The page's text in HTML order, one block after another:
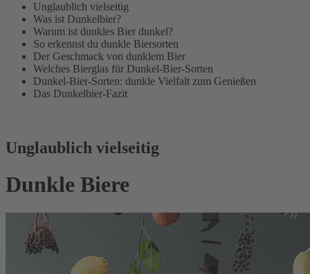
Unglaublich vielseitig
Was ist Dunkelbier?
Warum ist dunkles Bier dunkel?
So erkennst du dunkle Biersorten
Der Geschmack von dunklem Bier
Welches Bierglas für Dunkel-Bier-Sorten
Dunkel-Bier-Sorten: dunkle Vielfalt zum Genießen
Das Dunkelbier-Fazit
Unglaublich vielseitig
Dunkle Biere